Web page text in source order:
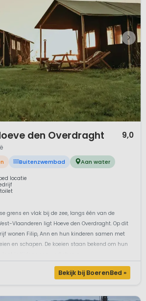
den Overdraght 9,0
Buitenzwembad Aan water
locatie
grens en vlak bij de zee, langs één van de
Vlaanderen ligt Hoeve den Overdraght. Op dit
wonen Filip, Ann en hun kinderen samen met
en schapen. De koeien staan bekend om hun
Bekijk bij BoerenBed »